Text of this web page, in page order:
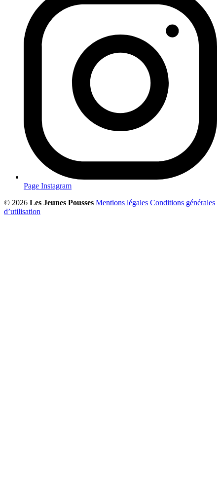
Page Instagram
© 2026 Les Jeunes Pousses Mentions légales Conditions générales
d’utilisation